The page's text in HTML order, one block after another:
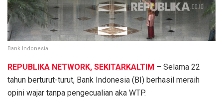
Bank Indonesia.
REPUBLIKA NETWORK, SEKITARKALTIM – Selama 22
tahun berturut-turut, Bank Indonesia (BI) berhasil meraih
opini wajar tanpa pengecualian aka WTP.